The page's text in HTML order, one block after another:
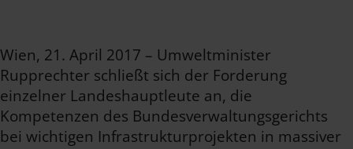
Wien, 21. April 2017 – Umweltminister
Rupprechter schließt sich der Forderung
einzelner Landeshauptleute an, die
Kompetenzen des Bundesverwaltungsgerichts
bei wichtigen Infrastrukturprojekten in massiver